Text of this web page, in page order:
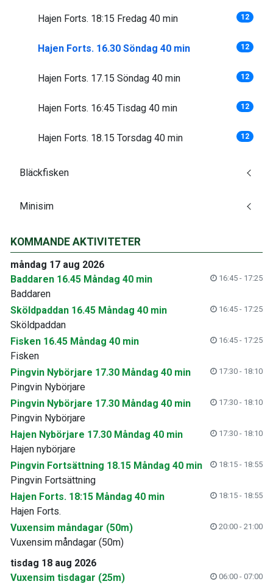
Hajen Forts. 18:15 Fredag 40 min 12
Hajen Forts. 16.30 Söndag 40 min 12
Hajen Forts. 17.15 Söndag 40 min 12
Hajen Forts. 16:45 Tisdag 40 min 12
Hajen Forts. 18.15 Torsdag 40 min 12
Bläckfisken
Minisim
KOMMANDE AKTIVITETER
måndag 17 aug 2026
Baddaren 16.45 Måndag 40 min
16:45 - 17:25
Baddaren
Sköldpaddan 16.45 Måndag 40 min
16:45 - 17:25
Sköldpaddan
Fisken 16.45 Måndag 40 min
16:45 - 17:25
Fisken
Pingvin Nybörjare 17.30 Måndag 40 min
17:30 - 18:10
Pingvin Nybörjare
Pingvin Nybörjare 17.30 Måndag 40 min
17:30 - 18:10
Pingvin Nybörjare
Hajen Nybörjare 17.30 Måndag 40 min
17:30 - 18:10
Hajen nybörjare
Pingvin Fortsättning 18.15 Måndag 40 min
18:15 - 18:55
Pingvin Fortsättning
Hajen Forts. 18:15 Måndag 40 min
18:15 - 18:55
Hajen Forts.
Vuxensim måndagar (50m)
20:00 - 21:00
Vuxensim måndagar (50m)
tisdag 18 aug 2026
Vuxensim tisdagar (25m)
06:00 - 07:00